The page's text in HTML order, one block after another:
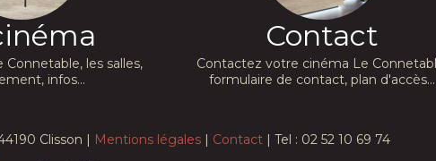
les salles,
infos...
Contact
Contactez votre cinéma Le
formulaire de contact, plan d'accès...
Clisson | Mentions légales | Contact | Tel : 02 52 10 69 74